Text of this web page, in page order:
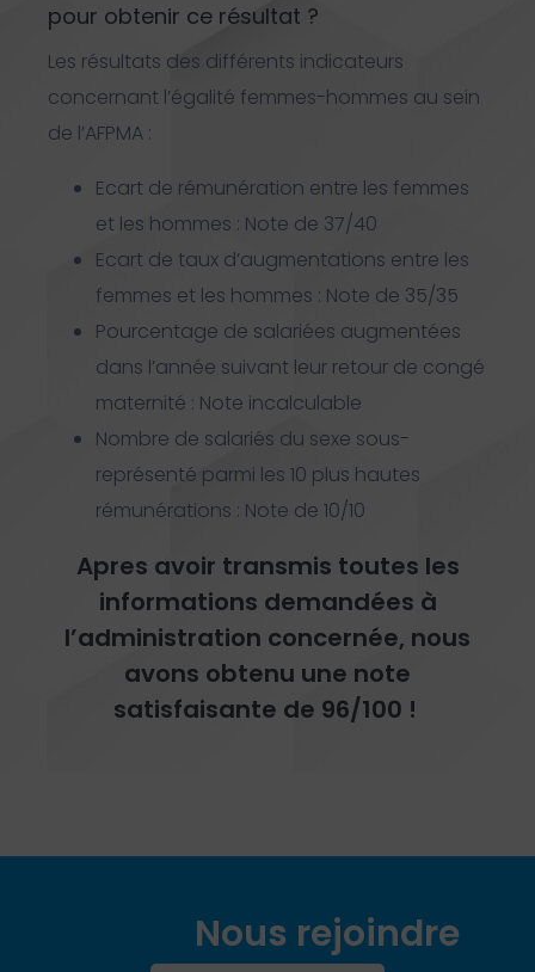
pour obtenir ce résultat ?
Les résultats des différents indicateurs
concernant l’égalité femmes-hommes au sein
de l’AFPMA :
Ecart de rémunération entre les femmes
et les hommes : Note de 37/40
Ecart de taux d’augmentations entre les
femmes et les hommes : Note de 35/35
Pourcentage de salariées augmentées
dans l’année suivant leur retour de congé
maternité : Note incalculable
Nombre de salariés du sexe sous-
représenté parmi les 10 plus hautes
rémunérations : Note de 10/10
Apres avoir transmis toutes les
informations demandées à
l’administration concernée, nous
avons obtenu une note
satisfaisante de 96/100 !
Nous rejoindre